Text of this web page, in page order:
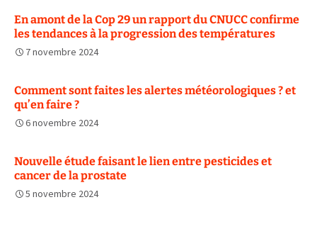
En amont de la Cop 29 un rapport du CNUCC confirme
les tendances à la progression des températures
7 novembre 2024
Comment sont faites les alertes météorologiques ? et
qu’en faire ?
6 novembre 2024
Nouvelle étude faisant le lien entre pesticides et
cancer de la prostate
5 novembre 2024